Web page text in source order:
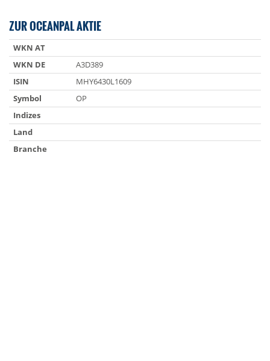
ZUR OCEANPAL AKTIE
WKN AT
WKN DE
A3D389
ISIN
MHY6430L1609
Symbol
OP
Indizes
Land
Branche